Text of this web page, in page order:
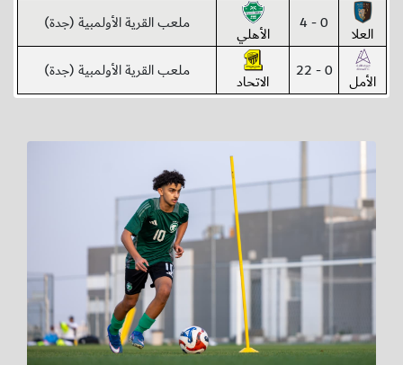
العلا 0 - 4 الأهلي ملعب القرية الأولمبية (جدة)
الأمل 0 - 22 الاتحاد ملعب القرية الأولمبية (جدة)